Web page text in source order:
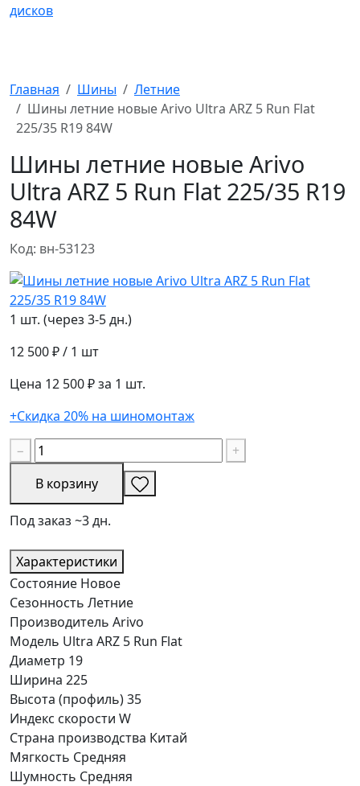
Главная Шины
Летние
Шины летние новые Arivo Ultra ARZ 5 Run Flat
225/35 R19 84W
Шины летние новые Arivo
Ultra ARZ 5 Run Flat 225/35 R19
84W
Код: вн-53123
1 шт. (через 3-5 дн.)
12 500 ₽/ 1 шт
Цена 12 500 ₽ за 1 шт.
+Скидка 20% на шиномонтаж
−
+
В корзину
Под заказ ~3 дн.
Характеристики
Состояние Новое
Сезонность Летние
Производитель Arivo
Модель Ultra ARZ 5 Run Flat
Диаметр 19
Ширина 225
Высота (профиль)35
Индекс скорости W
Страна производства Китай
Мягкость Средняя
Шумность Средняя